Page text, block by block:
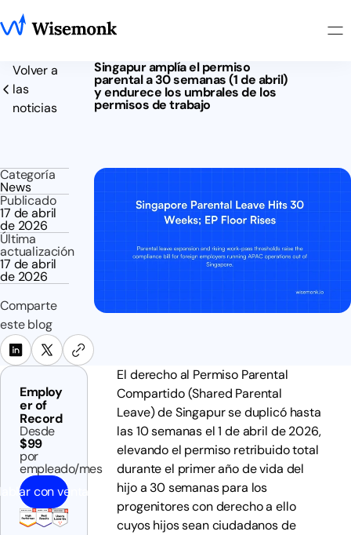
Volver a
las
noticias
Categoría
News
Publicado
17 de abril
de 2026
Última
actualización
17 de abril
de 2026
Comparte
este blog
Singapur amplía el permiso
parental a 30 semanas (1 de abril)
y endurece los umbrales de los
permisos de trabajo
Employ
er of
Record
Desde
$99
por
empleado/mes
con ventas
El derecho al Permiso Parental
Compartido (Shared Parental
Leave) de Singapur se duplicó hasta
las 10 semanas el 1 de abril de 2026,
elevando el permiso retribuido total
durante el primer año de vida del
hijo a 30 semanas para los
progenitores con derecho a ello
cuyos hijos sean ciudadanos de